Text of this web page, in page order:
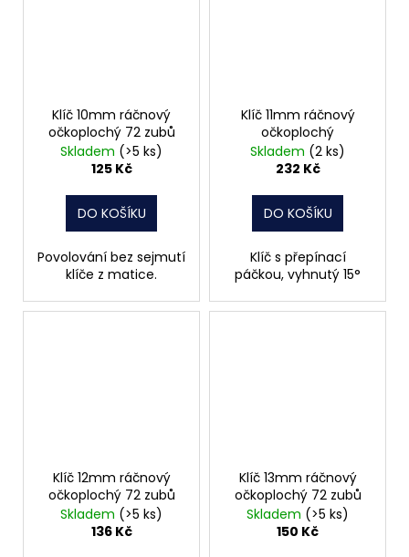
Klíč 10mm ráčnový
očkoplochý 72 zubů
Skladem (>5 ks)
125 Kč
DO KOŠÍKU
Povolování bez sejmutí
klíče z matice.
Klíč 11mm ráčnový
očkoplochý
Skladem (2 ks)
232 Kč
DO KOŠÍKU
Klíč s přepínací
páčkou, vyhnutý 15°
Klíč 12mm ráčnový
očkoplochý 72 zubů
Skladem (>5 ks)
136 Kč
Klíč 13mm ráčnový
očkoplochý 72 zubů
Skladem (>5 ks)
150 Kč